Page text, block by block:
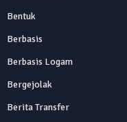
Bentuk
Berbasis
Berbasis Logam
Bergejolak
Berita Transfer